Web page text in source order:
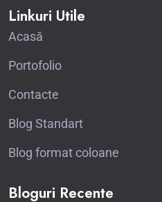
Linkuri Utile
Acasă
Portofolio
Contacte
Blog Standart
Blog format coloane
Bloguri Recente